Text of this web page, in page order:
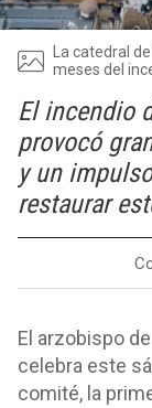
La catedral
meses del
El incendio
provocó
y un
restaurar
El arzobispo
celebra este
comité, la